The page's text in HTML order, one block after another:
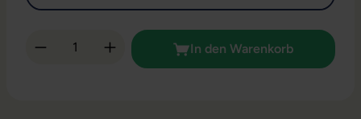
Produkt Anzahl: Gib den gewünschten
In den Warenkorb